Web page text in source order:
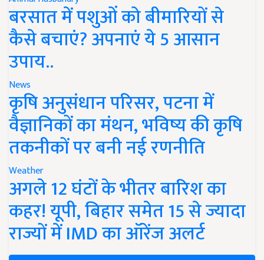
बरसात में पशुओं को बीमारियों से
कैसे बचाएं? अपनाएं ये 5 आसान
उपाय..
News
कृषि अनुसंधान परिसर, पटना में
वैज्ञानिकों का मंथन, भविष्य की कृषि
तकनीकों पर बनी नई रणनीति
Weather
अगले 12 घंटों के भीतर बारिश का
कहर! यूपी, बिहार समेत 15 से ज्यादा
राज्यों में IMD का ऑरेंज अलर्ट